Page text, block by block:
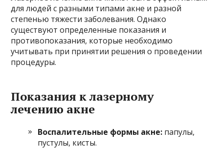
для людей с разными типами акне и разной
степенью тяжести заболевания. Однако
существуют определенные показания и
противопоказания, которые необходимо
учитывать при принятии решения о проведении
процедуры.
Показания к лазерному
лечению акне
Воспалительные формы акне: папулы,
пустулы, кисты.